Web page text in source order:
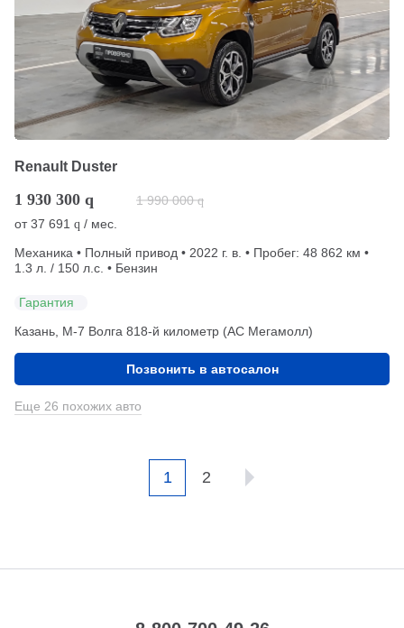
Renault Duster
1 930 300 q 1 990 000 q
от37 691 q / мес.
Механика • Полный привод • 2022 г. в. • Пробег: 48 862 км •
1.3 л. / 150 л.с. • Бензин
Гарантия
Казань, М-7 Волга 818-й километр (АС Мегамолл)
Позвонить в автосалон
Еще 26 похожих авто
1 2